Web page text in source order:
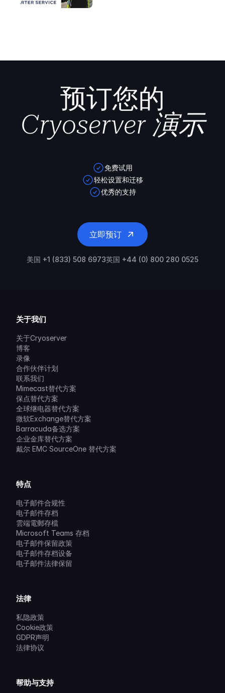
预订您的
Cryoserver 演示
免费试用
轻松设置和迁移
优秀的支持
立即预订
美国 +1 (833) 508 6973英国 +44 (0) 800 280 0525
关于我们
关于Cryoserver
博客
录像
合作伙伴计划
联系我们
Mimecast替代方案
保点替代方案
全球继电器替代方案
微软Exchange替代方案
Barracuda备选方案
企业金库替代方案
戴尔 EMC SourceOne 替代方案
特点
电子邮件合规性
电子邮件存档
雲端電郵存檔
Microsoft Teams 存档
电子邮件保留政策
电子邮件存档设备
电子邮件法律保留
法律
私隐政策
Cookie政策
GDPR声明
法律协议
帮助与支持